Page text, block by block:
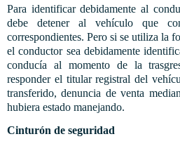
Para identificar debidamente al
debe detener al vehículo que
correspondientes. Pero si se utiliza la
el conductor sea debidamente
conducía al momento de la
responder el titular registral del
transferido, denuncia de venta
hubiera estado manejando.
Cinturón de seguridad